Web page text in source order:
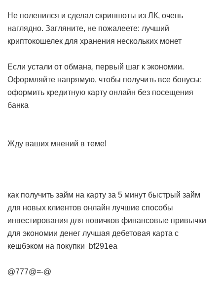
Не поленился и сделал скриншоты из ЛК, очень
наглядно. Загляните, не пожалеете: лучший
криптокошелек для хранения нескольких монет
Если устали от обмана, первый шаг к экономии.
Оформляйте напрямую, чтобы получить все бонусы:
оформить кредитную карту онлайн без посещения
банка
Жду ваших мнений в теме!
как получить займ на карту за 5 минут быстрый займ
для новых клиентов онлайн лучшие способы
инвестирования для новичков финансовые привычки
для экономии денег лучшая дебетовая карта с
кешбэком на покупки bf291ea
@777@=-@